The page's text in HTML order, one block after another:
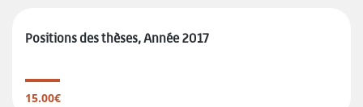
Positions des thèses, Année 2017
15.00€